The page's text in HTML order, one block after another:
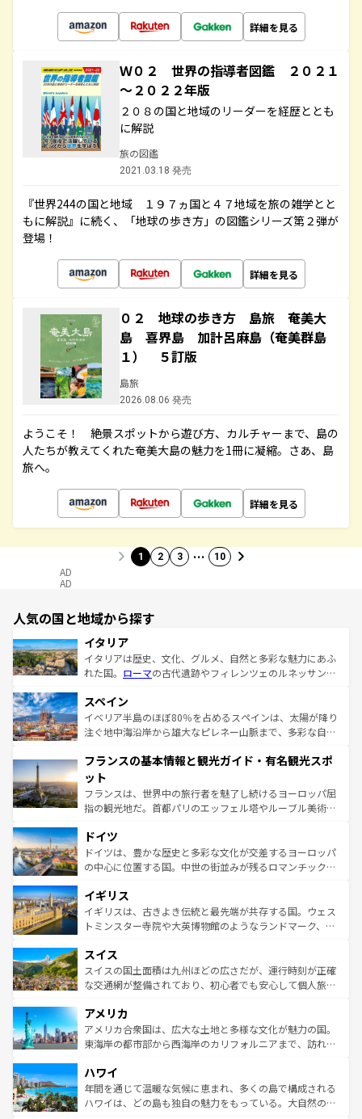
詳細を見る
Ｗ０２ 世界の指導者図鑑 ２０２１
～２０２２年版
２０８の国と地域のリーダーを経歴ととも
に解説
旅の図鑑
2021.03.18 発売
『世界244の国と地域 １９７ヵ国と４７地域を旅の雑学とと
もに解説』に続く、「地球の歩き方」の図鑑シリーズ第２弾が
登場！
詳細を見る
０２ 地球の歩き方 島旅 奄美大
島 喜界島 加計呂麻島（奄美群島
１） ５訂版
島旅
2026.08.06 発売
ようこそ！ 絶景スポットから遊び方、カルチャーまで、島の
人たちが教えてくれた奄美大島の魅力を1冊に凝縮。さあ、島
旅へ。
詳細を見る
1 2 3 … 10
AD
AD
人気の国と地域から探す
イタリア
イタリアは歴史、文化、グルメ、自然と多彩な魅力にあふ
れた国。 ローマの古代遺跡やフィレンツェのルネッサンス
ろん、トスカーナの美しい田園風景やアマルフィ海岸の絶
景など、自然景観も見逃せない。観光の合間には、本場の
ピザやパスタなど、絶品のイタリア料理を堪能することも
ませてくれるイタリアで、忘れられない旅をしてみよう！
なお、新着のイタリア情報は
しい。
スペイン
イベリア半島のほぼ80％を占めるスペインは、太陽が降り
注ぐ地中海沿岸から雄大なピレネー山脈まで、多彩な自然
文化が根付くこの国では、情熱的なフラメンコ、熱気あふ
れる闘牛、そして美味しいタパスが生活の一部となってい
る。首都マドリードの洗練された雰囲気や、バルセロナの
アートに溢れた街角から、地方では古代ローマ遺跡や中世
せる。地方によって風土や気候が異なるスペインはその個
性で訪れる人を魅了する。 なお、新着のスペイン情報は コ
ンテンツ一覧を参照してほしい。
フランスの基本情報と観光ガイド・有名観光スポ
ット
フランスは、世界中の旅行者を魅了し続けるヨーロッパ屈
指の観光地だ。首都パリのエッフェル塔やルーブル美術館
で、幅広い魅力が詰まっている。華麗な宮殿、歴史的な大
聖堂、美しいビーチ、そして豊かな自然が、訪れる者を心
から魅了する。また、フランスは美食の国としても知ら
いる。シャンパンの発祥地であるランス、プロヴァンスの
香り高いラベンダー畑など、多彩な楽しみ方が可能だ。さ
らに、パリ以外の地域にも魅力が溢れており、どの街角に
れる地方に足を運ぶとそれぞれで全く異なる文化を体験で
きるだろう。 なお、新着のフランス情報はコンテンツ一覧
を参照してほしい。
ドイツ
ドイツは、豊かな歴史と多彩な文化が交差するヨーロッパ
の中心に位置する国。中世の街並みが残るロマンチック街
顔を持つこの国は、どこを歩いても飽きることがない。ベ
ルリンの文化的活気、バイエルン州のアルプスの絶景、そ
してライン川沿いのワイン畑といった風景は必見。ビール
は、お酒好きな人にはぜひ体験してほしい。 なお、新着の
ドイツ情報はコンテンツ一覧を参照してほしい。
イギリス
イギリスは、古きよき伝統と最先端が共存する国。ウェス
トミンスター寺院や大英博物館のようなランドマーク、歴
リアごとに異なる魅力がある。また、優雅なアフタヌーン
ティー、ビール好きにはたまらない英国パブ、サッカー観
戦など、本場だからこそできる体験も豊富。イギリスを旅
ンツ一覧を参照してほしい。
スイス
スイスの国土面積は九州ほどの広さだが、運行時刻が正確
な交通網が整備されており、初心者でも安心して個人旅行
の建物がそのまま残る町や、スイスならではのユニークな
博物館もあり、アルプス観光だけでなく町歩きも満喫する
ことができる。国民の所得が高いため物価も高いが、旅行
ば市内交通費無料で観光を楽しむこともできる。 なお、新
着のスイス情報はコンテンツ一覧 を参照してほしい。
アメリカ
アメリカ合衆国は、広大な土地と多様な文化が魅力の国。
東海岸の都市部から西海岸のカリフォルニアまで、訪れる
のような巨大都市は、観光、ショッピング、エンターテイ
ンメントが詰まった刺激的なスポットだ。一方、アメリカ
西部には大自然が広がり、グランドキャニオンやイエロー
ハワイ
年間を通じて温暖な気候に恵まれ、多くの島で構成される
ハワイは、どの島も独自の魅力をもっている。大自然の神